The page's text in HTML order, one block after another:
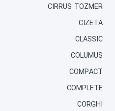
CIRRUS TOZMER
CIZETA
CLASSIC
COLUMUS
COMPACT
COMPLETE
CORGHI